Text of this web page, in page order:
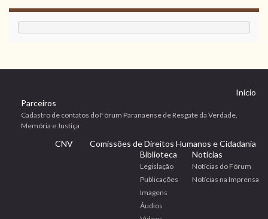
Início
Parceiros
Cadastro de contatos do Fórum Paranaense de Resgate da Verdade,
Memória e Justiça
CNV
Comissões de Direitos Humanos e Cidadania
Biblioteca
Legislação
Publicações
Imagens
Áudios
Notícias
Notícias do Fórum
Notícias na Imprensa